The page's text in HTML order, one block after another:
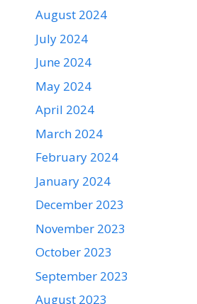
August 2024
July 2024
June 2024
May 2024
April 2024
March 2024
February 2024
January 2024
December 2023
November 2023
October 2023
September 2023
August 2023